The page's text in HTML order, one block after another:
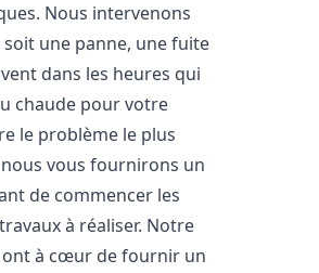
Nous intervenons
une panne, une fuite
dans les heures qui
chaude pour votre
le problème le plus
vous fournirons un
de commencer les
à réaliser. Notre
ont à cœur de fournir un